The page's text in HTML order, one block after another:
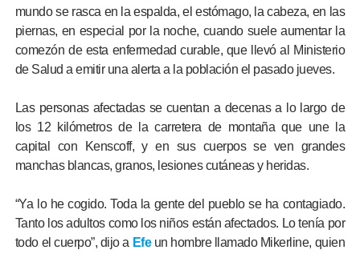
mundo se rasca en la espalda, el estómago, la cabeza, en las
piernas, en especial por la noche, cuando suele aumentar la
comezón de esta enfermedad curable, que llevó al Ministerio
de Salud a emitir una alerta a la población el pasado jueves.
Las personas afectadas se cuentan a decenas a lo largo de
los 12 kilómetros de la carretera de montaña que une la
capital con Kenscoff, y en sus cuerpos se ven grandes
manchas blancas, granos, lesiones cutáneas y heridas.
“Ya lo he cogido. Toda la gente del pueblo se ha contagiado.
Tanto los adultos como los niños están afectados. Lo tenía por
todo el cuerpo”, dijo a Efeun hombre llamado Mikerline, quien